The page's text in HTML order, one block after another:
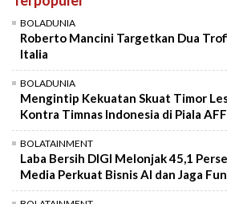
BOLADUNIA
Roberto Mancini Targetkan Dua
Italia
BOLADUNIA
Mengintip Kekuatan Skuat Timor
Kontra Timnas Indonesia di Piala
BOLATAINMENT
Laba Bersih DIGI Melonjak 45,1
Media Perkuat Bisnis AI dan Jaga